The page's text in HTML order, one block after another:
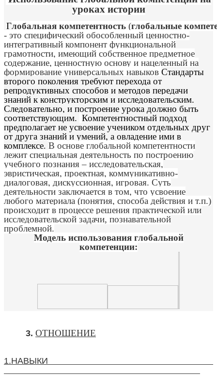
уроках истории
Глобальная компетентность (глобальные
- это специфический обособленный ценностно-
интегративный компонент функциональной
грамотности, имеющий собственное предметное
содержание, ценностную основу и нацеленный на
формирование универсальных навыков Стандарты
второго поколения требуют перехода от
репродуктивных способов и методов передачи
знаний к конструкторским и исследовательским.
Следовательно, и построение урока должно быть
соответствующим. Компетентностный подход
предполагает не усвоение учеником отдельных друг
от друга знаний и умений, а овладение ими в
комплексе. В основе глобальной компетентности
лежит специальная деятельность по построению
учебного познания – исследовательская,
эвристическая, проектная, коммуникативно-
диалоговая, дискуссионная, игровая. Суть
деятельности заключается в том, что усвоение
любого материала (понятия, способа действия и т.п.)
происходит в процессе решения практической или
исследовательской задачи, познавательной
проблемной.
Модель использования глобальной
компетенции:
3. ОТНОШЕНИЕ
1.НАВЫКИ